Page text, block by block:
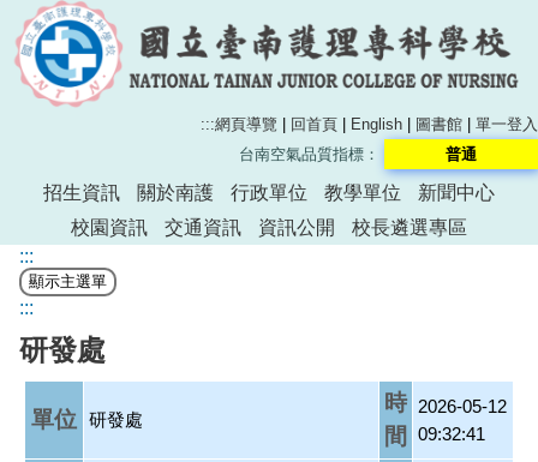
:::網頁導覽 | 回首頁 | English | 圖書館 | 單一登入
台南空氣品質指標：
普通
招生資訊 關於南護 行政單位 教學單位
新聞中心
校園資訊
交通資訊 資訊公開
校長遴選專區
:::
:::
研發處
單位 研發處
時
間
2026-05-12
09:32:41